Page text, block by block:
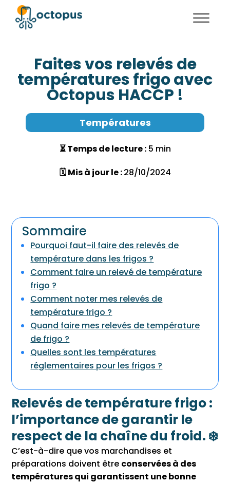
Faites vos relevés de
températures frigo avec
Octopus HACCP !
Températures
⏳ Temps de lecture :5 min
🗓 Mis à jour le :28/10/2024
Sommaire
Pourquoi faut-il faire des relevés de
température dans les frigos ?
Comment faire un relevé de température
frigo ?
Comment noter mes relevés de
température frigo ?
Quand faire mes relevés de température
de frigo ?
Quelles sont les températures
réglementaires pour les frigos ?
Relevés de température frigo :
l’importance de garantir le
respect de la chaîne du froid. ❄️
C’est-à-dire que vos marchandises et
préparations doivent être conservées à des
températures qui garantissent une bonne